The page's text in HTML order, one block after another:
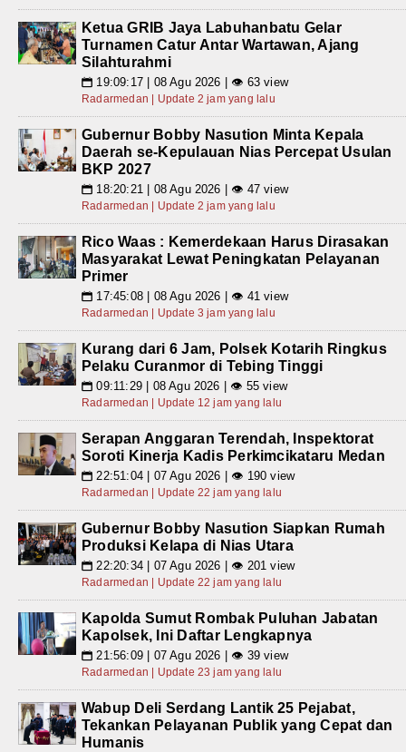
Ketua GRIB Jaya Labuhanbatu Gelar
Turnamen Catur Antar Wartawan, Ajang
Silahturahmi
📅 19:09:17 | 08 Agu 2026 | 👁 63 view
Radarmedan | Update 2 jam yang lalu
Gubernur Bobby Nasution Minta Kepala
Daerah se-Kepulauan Nias Percepat Usulan
BKP 2027
📅 18:20:21 | 08 Agu 2026 | 👁 47 view
Radarmedan | Update 2 jam yang lalu
Rico Waas : Kemerdekaan Harus Dirasakan
Masyarakat Lewat Peningkatan Pelayanan
Primer
📅 17:45:08 | 08 Agu 2026 | 👁 41 view
Radarmedan | Update 3 jam yang lalu
Kurang dari 6 Jam, Polsek Kotarih Ringkus
Pelaku Curanmor di Tebing Tinggi
📅 09:11:29 | 08 Agu 2026 | 👁 55 view
Radarmedan | Update 12 jam yang lalu
Serapan Anggaran Terendah, Inspektorat
Soroti Kinerja Kadis Perkimcikataru Medan
📅 22:51:04 | 07 Agu 2026 | 👁 190 view
Radarmedan | Update 22 jam yang lalu
Gubernur Bobby Nasution Siapkan Rumah
Produksi Kelapa di Nias Utara
📅 22:20:34 | 07 Agu 2026 | 👁 201 view
Radarmedan | Update 22 jam yang lalu
Kapolda Sumut Rombak Puluhan Jabatan
Kapolsek, Ini Daftar Lengkapnya
📅 21:56:09 | 07 Agu 2026 | 👁 39 view
Radarmedan | Update 23 jam yang lalu
Wabup Deli Serdang Lantik 25 Pejabat,
Tekankan Pelayanan Publik yang Cepat dan
Humanis